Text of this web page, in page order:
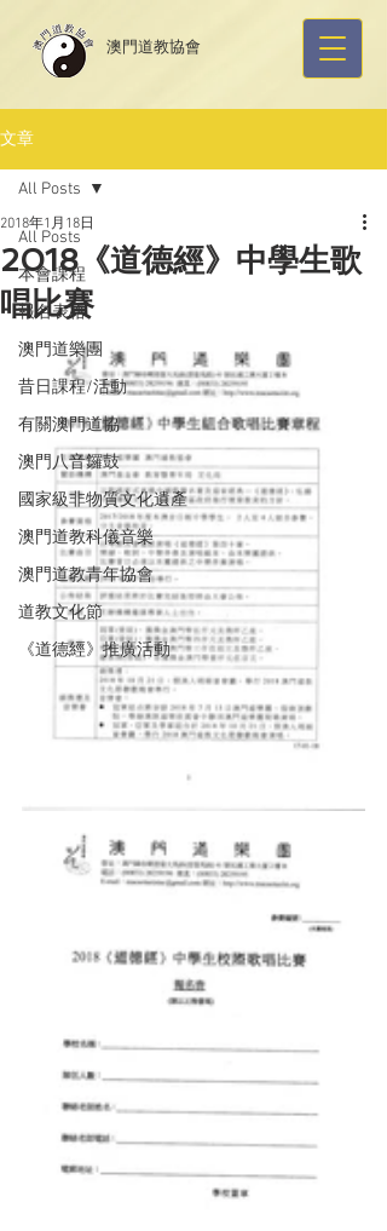
​澳門道教協會
文章
All Posts
本會課程
報名表格
澳門道樂團
昔日課程/活動
有關澳門道協
澳門八音鑼鼓
國家級非物質文化遺產
澳門道教科儀音樂
澳門道教青年協會
道教文化節
《道德經》推廣活動
All Posts
2018《道德經》中學生歌
唱比賽
2018年1月18日